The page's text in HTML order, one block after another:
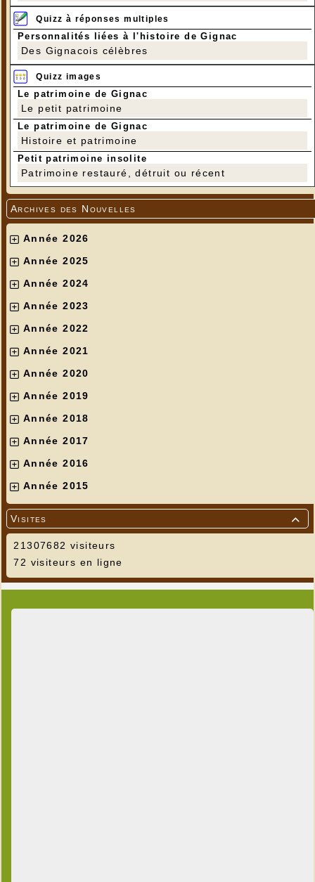
Quizz à réponses multiples
Personnalités liées à l'histoire de Gignac
Des Gignacois célèbres
Quizz images
Le patrimoine de Gignac
Le petit patrimoine
Le patrimoine de Gignac
Histoire et patrimoine
Petit patrimoine insolite
Patrimoine restauré, détruit ou récent
Archives des Nouvelles
Année 2026
Année 2025
Année 2024
Année 2023
Année 2022
Année 2021
Année 2020
Année 2019
Année 2018
Année 2017
Année 2016
Année 2015

Visites
21307682 visiteurs
72 visiteurs en ligne